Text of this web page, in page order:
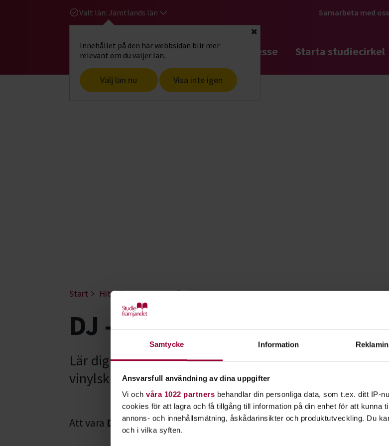
Samtycke Information
Ansvarsfull användning av dina uppgifter
Vi och våra 1022 partners behandlar din personliga data, som t.ex. ditt IP-
cookies för att lagra och få tillgång till information på din enhet för att kunna
annons- och innehållsmätning, åskådarinsikter och produktutveckling. Du
och i vilka syften.
Valt län: Jämtlands län
Innehållet på den här webbsidan blir mer
relevant om du väljer län.
Välj län nu Visa inte igen
Stäng
Samarbeta med oss
Gå till studiefrämjandets startsidaHitta intresse Starta studiecirkel
Start Hitta intresse Musik DJ
DJ - Jämtland
Lär dig att DJ:a och att producera musik. Hos oss kan
vinylskivor och göra läckra housebeats.
Att vara DJ (discjockey) betyder olika saker beroende på